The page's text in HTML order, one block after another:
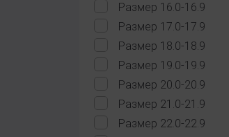
Размер 16.0-16.9
Размер 17.0-17.9
Размер 18.0-18.9
Размер 19.0-19.9
Размер 20.0-20.9
Размер 21.0-21.9
Размер 22.0-22.9